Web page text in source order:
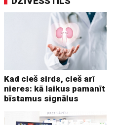
Kad cieš sirds, cieš arī
nieres: kā laikus pamanīt
bīstamus signālus